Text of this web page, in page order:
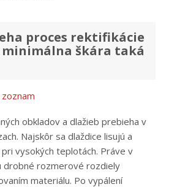
proces rektifikácie
minimálna škára taká
obkladov a dlažieb prebieha v
Najskôr sa dlaždice lisujú a
vysokých teplotách. Práve v
drobné rozmerové rozdiely
materiálu. Po vypálení